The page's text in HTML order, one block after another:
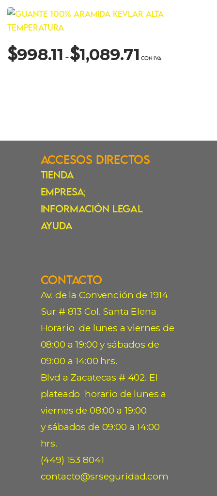
$998.11 - $1,089.71 de
Accesos Directos
Tienda
Empresa;
Información Legal
Ayuda
Contacto
Av. de la Convención de 1914
Sur # 813 Col. Santa Elena
Horario de lunes a viernes de
08:00 a 19:00 y sábados de
09:00 a 14:00 hrs.
Blvd a Zacatecas # 402. El
plateado horario de lunes a
viernes de 08:00 a 19:00
y sábados de 09:00 a 14:00
hrs.
(449) 153 8041
contacto@srseguridad.com